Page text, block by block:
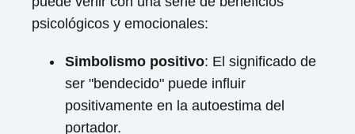
psicológicos y emocionales:
Simbolismo positivo: El significado de
ser "bendecido" puede influir
positivamente en la autoestima del
portador.